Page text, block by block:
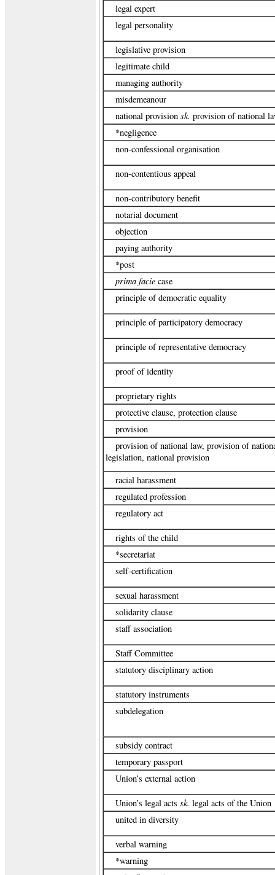
legal expert
legal personality
legislative provision
legitimate child
managing authority
misdemeanour
national provision sk. provision of national
*negligence
non-confessional organisation
non-contentious appeal
non-contributory benefit
notarial document
objection
paying authority
*post
prima facie case
principle of democratic equality
principle of participatory democracy
principle of representative democracy
proof of identity
proprietary rights
protective clause, protection clause
provision
provision of national law, provision of
legislation, national provision
racial harassment
regulated profession
regulatory act
rights of the child
*secretariat
self-certification
sexual harassment
solidarity clause
staff association
Staff Committee
statutory disciplinary action
statutory instruments
subdelegation
subsidy contract
temporary passport
Union’s external action
Union’s legal acts sk. legal acts of the Union
united in diversity
verbal warning
*warning